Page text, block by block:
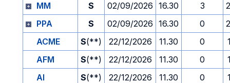
MM
S 02/09/2026 16.30 3
PPA
S 02/09/2026 16.30 0
ACME
S(**) 22/12/2026 11.30 0
AFM
S(**) 22/12/2026 11.30 0
AI
S(**) 22/12/2026 11.30 0